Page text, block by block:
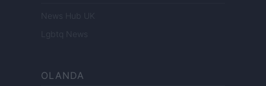
News Hub UK
Lgbtq News
OLANDA